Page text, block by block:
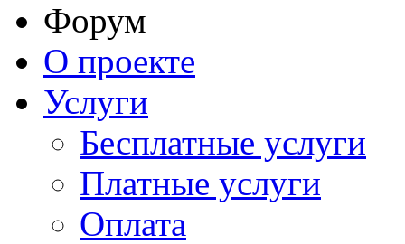
Форум
О проекте
Услуги
Бесплатные услуги
Платные услуги
Оплата